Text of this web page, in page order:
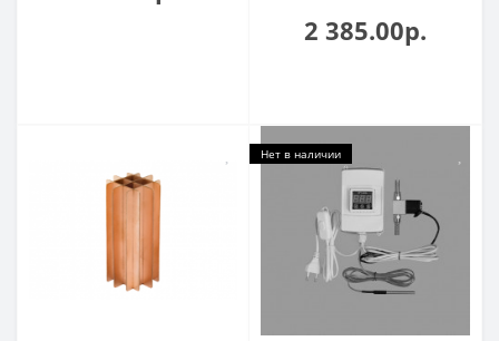
2 385.00р.
Нет в наличии